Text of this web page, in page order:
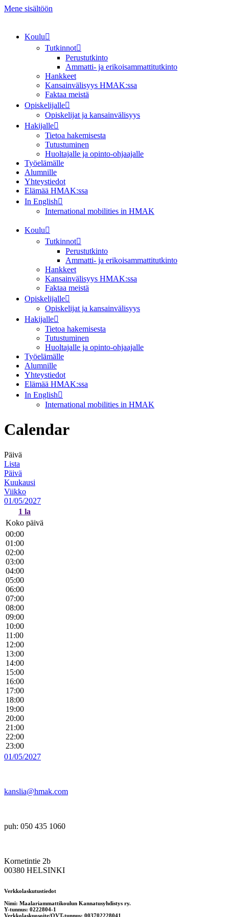
Mene sisältöön
Koulu
Tutkinnot
Perustutkinto
Ammatti- ja erikoisammattitutkinto
Hankkeet
Kansainvälisyys HMAK:ssa
Faktaa meistä
Opiskelijalle
Opiskelijat ja kansainvälisyys
Hakijalle
Tietoa hakemisesta
Tutustuminen
Huoltajalle ja opinto-ohjaajalle
Työelämälle
Alumnille
Yhteystiedot
Elämää HMAK:ssa
In English
International mobilities in HMAK
Koulu
Tutkinnot
Perustutkinto
Ammatti- ja erikoisammattitutkinto
Hankkeet
Kansainvälisyys HMAK:ssa
Faktaa meistä
Opiskelijalle
Opiskelijat ja kansainvälisyys
Hakijalle
Tietoa hakemisesta
Tutustuminen
Huoltajalle ja opinto-ohjaajalle
Työelämälle
Alumnille
Yhteystiedot
Elämää HMAK:ssa
In English
International mobilities in HMAK
Calendar
Päivä
Lista
Päivä
Kuukausi
Viikko
01/05/2027
1 la
Koko päivä
00:00
01:00
02:00
03:00
04:00
05:00
06:00
07:00
08:00
09:00
10:00
11:00
12:00
13:00
14:00
15:00
16:00
17:00
18:00
19:00
20:00
21:00
22:00
23:00
01/05/2027
kanslia@hmak.com
puh: 050 435 1060
Kornetintie 2b
00380 HELSINKI
Verkkolaskutustiedot
Nimi: Maalariammattikoulun Kannatusyhdistys ry.
Y-tunnus: 0222804-1
Verkkolaskuosoite/OVT-tunnus: 003702228041